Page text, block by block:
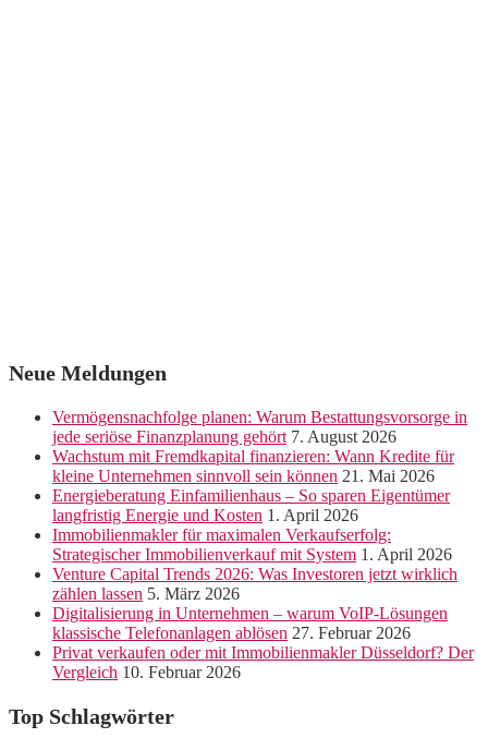
Neue Meldungen
Vermögensnachfolge planen: Warum Bestattungsvorsorge in
jede seriöse Finanzplanung gehört 7. August 2026
Wachstum mit Fremdkapital finanzieren: Wann Kredite für
kleine Unternehmen sinnvoll sein können 21. Mai 2026
Energieberatung Einfamilienhaus – So sparen Eigentümer
langfristig Energie und Kosten 1. April 2026
Immobilienmakler für maximalen Verkaufserfolg:
Strategischer Immobilienverkauf mit System 1. April 2026
Venture Capital Trends 2026: Was Investoren jetzt wirklich
zählen lassen 5. März 2026
Digitalisierung in Unternehmen – warum VoIP-Lösungen
klassische Telefonanlagen ablösen 27. Februar 2026
Privat verkaufen oder mit Immobilienmakler Düsseldorf? Der
Vergleich 10. Februar 2026
Top Schlagwörter